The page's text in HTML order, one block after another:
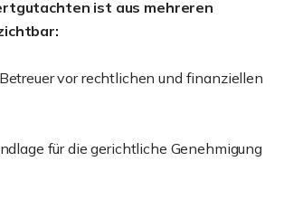
ist aus mehreren
vor rechtlichen und finanziellen
für die gerichtliche Genehmigung